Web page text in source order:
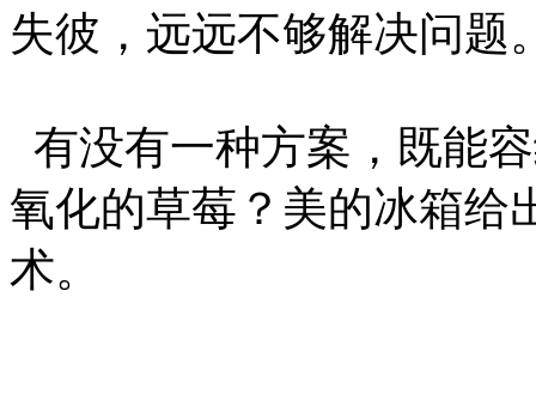
失彼，远远不够解决问题
有没有一种方案，既能
氧化的草莓？美的冰箱
术。